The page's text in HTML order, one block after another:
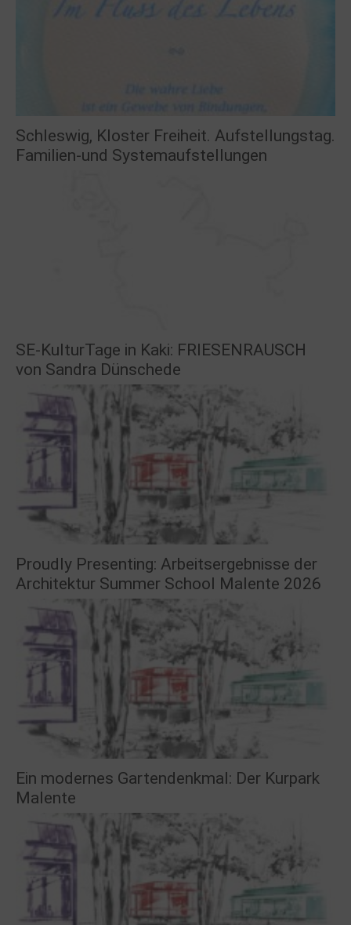
Schleswig, Kloster Freiheit. Aufstellungstag.
Familien-und Systemaufstellungen
SE-KulturTage in Kaki: FRIESENRAUSCH
von Sandra Dünschede
Proudly Presenting: Arbeitsergebnisse der
Architektur Summer School Malente 2026
Ein modernes Gartendenkmal: Der Kurpark
Malente